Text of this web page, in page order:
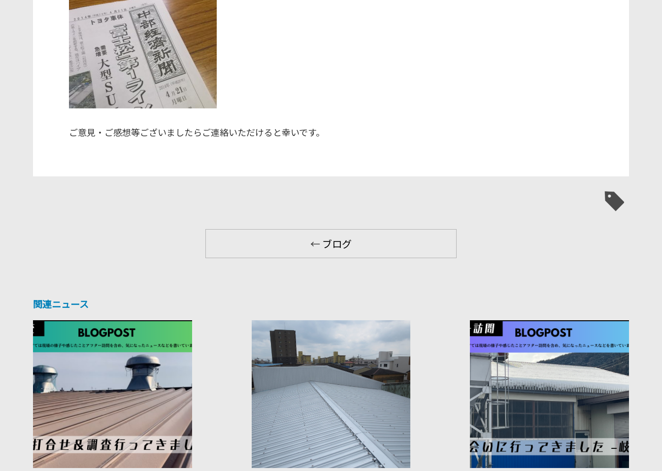
ご意見・ご感想等ございましたらご連絡いただけると幸いです。
← ブログ
関連ニュース